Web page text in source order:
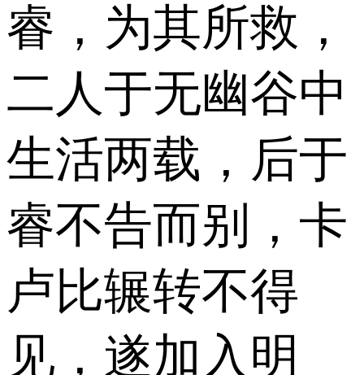
睿，为其所救，
二人于无幽谷中
生活两载，后于
睿不告而别，卡
卢比辗转不得
见，遂加入明